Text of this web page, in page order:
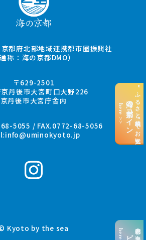
“ふるさと納税”でお支払い
海の京都コイン
here >>
都府北部地域連携都市圏振興社
通称：海の京都DMO）
〒629-2501
丹後市大宮町口大野226
京丹後市大宮庁舎内
5055 / FAX.0772-68-5056
info@uminokyoto.jp
Kyoto by the sea